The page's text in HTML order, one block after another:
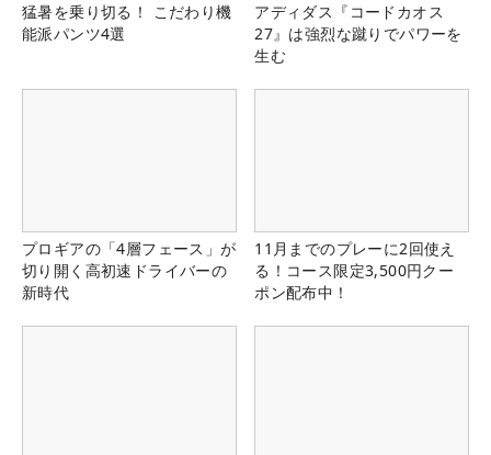
猛暑を乗り切る！ こだわり機
能派パンツ4選
アディダス『コードカオス
27』は強烈な蹴りでパワーを
生む
プロギアの「4層フェース」が
切り開く高初速ドライバーの
新時代
11月までのプレーに2回使え
る！コース限定3,500円クー
ポン配布中！